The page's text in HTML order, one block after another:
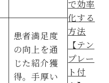
患者満足度
の向上を通
じた紹介獲
得。手厚い